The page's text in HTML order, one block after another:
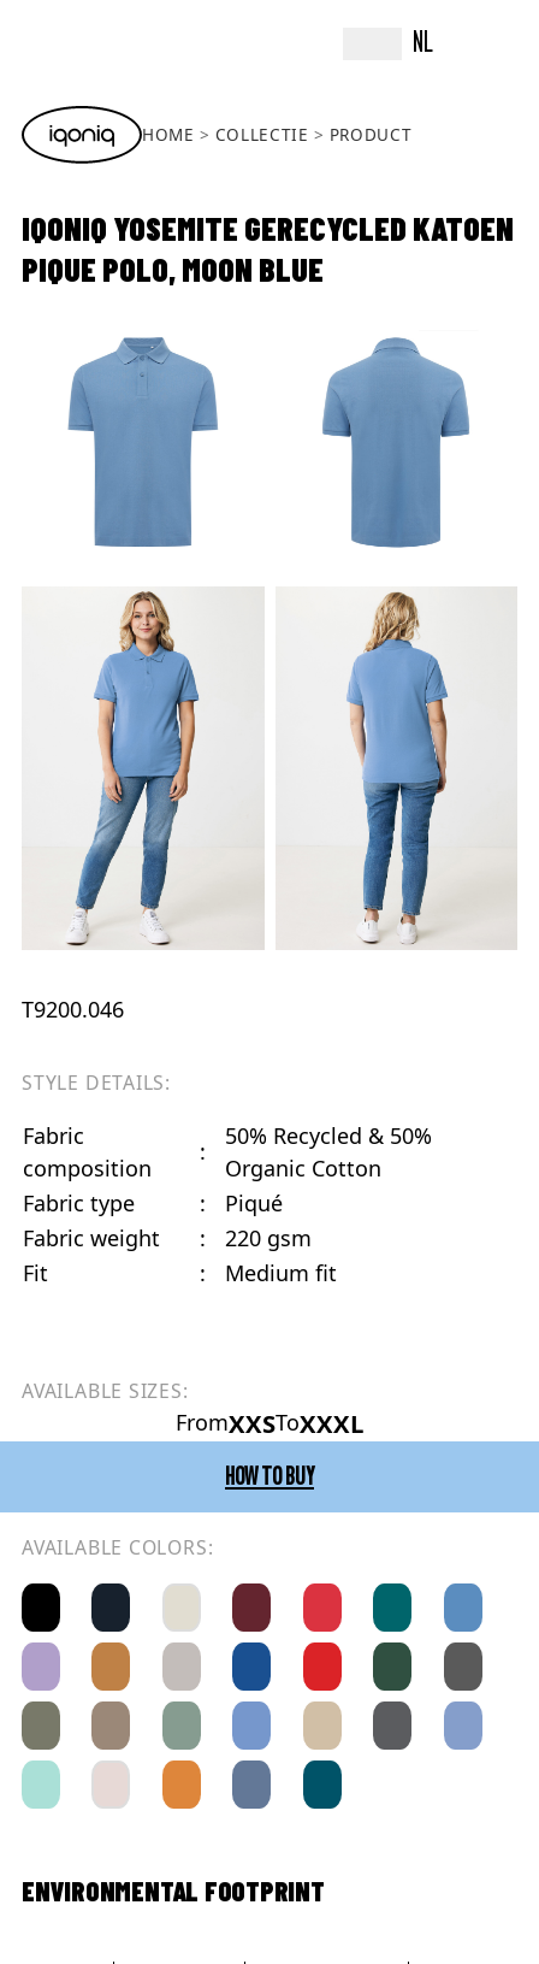
NL
HOME COLLECTIE PRODUCT
IQONIQ YOSEMITE GERECYCLED KATOEN
PIQUE POLO, MOON BLUE
T9200.046
STYLE DETAILS:
Fabric
composition
:
50% Recycled & 50%
Organic Cotton
Fabric type
:
Piqué
Fabric weight
:
220 gsm
Fit
: Medium fit
AVAILABLE SIZES:
FromXXSToXXXL
HOW TO BUY
AVAILABLE COLORS:
ENVIRONMENTAL FOOTPRINT